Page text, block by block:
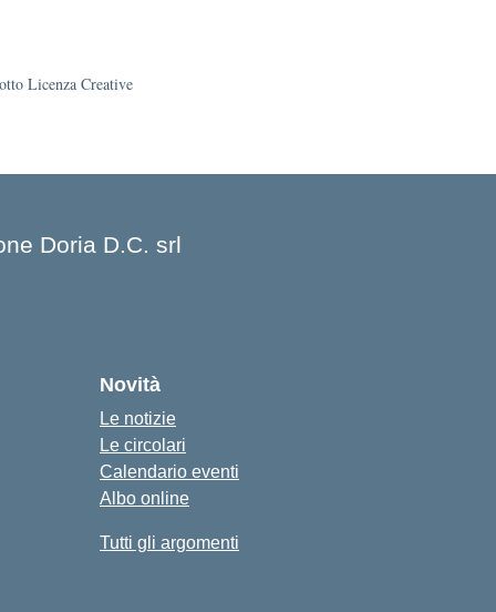
Licenza Creative
Doria D.C. srl
Novità
Le notizie
Le circolari
Calendario eventi
Albo online
Tutti gli argomenti